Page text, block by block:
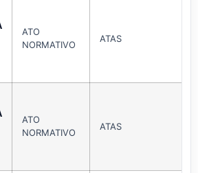
ATO
NORMATIVO
ATAS
ATO
NORMATIVO
ATAS